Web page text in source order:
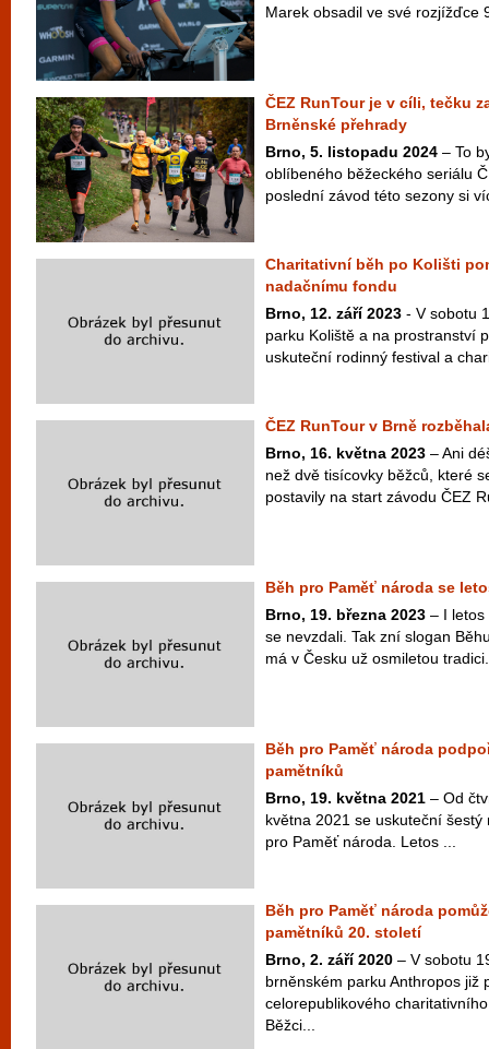
Marek obsadil ve své rozjížďce
ČEZ RunTour je v cíli, tečku
Brněnské přehrady
Brno, 5. listopadu 2024 – To
oblíbeného běžeckého seriálu
poslední závod této sezony si
Charitativní běh po Kolišti
nadačnímu fondu
Brno, 12. září 2023 - V sobotu
parku Koliště a na prostranství
uskuteční rodinný festival a
ČEZ RunTour v Brně
Brno, 16. května 2023 – Ani
než dvě tisícovky běžců, které
postavily na start závodu ČEZ
Běh pro Paměť národa se
Brno, 19. března 2023 – I letos
se nevzdali. Tak zní slogan
má v Česku už osmiletou
Běh pro Paměť národa
pamětníků
Brno, 19. května 2021 – Od
května 2021 se uskuteční
pro Paměť národa. Letos ...
Běh pro Paměť národa
pamětníků 20. století
Brno, 2. září 2020 – V sobotu
brněnském parku Anthropos již
celorepublikového
Běžci...